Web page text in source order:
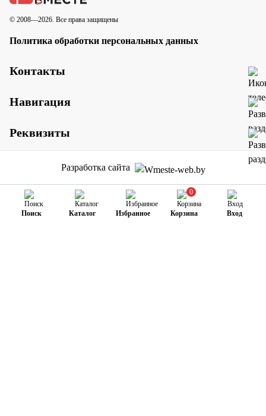
© 2008—2026. Все права защищены
Политика обработки персональных данных
Контакты
Навигация
Реквизиты
Разработка сайта
Поиск Каталог Избранное
0
Корзина Вход